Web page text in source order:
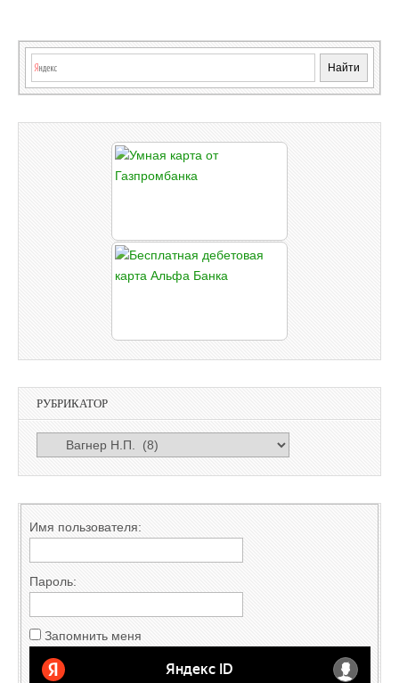
РУБРИКАТОР
РУБРИКАТОР
Имя пользователя:
Пароль:
Запомнить меня